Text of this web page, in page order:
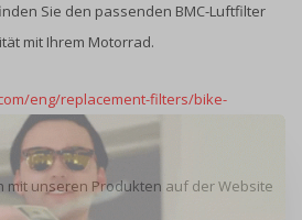
Sie den passenden BMC-Luftfilter
mit Ihrem Motorrad.
eng/replacement-filters/bike-
mit unseren Produkten auf der Website